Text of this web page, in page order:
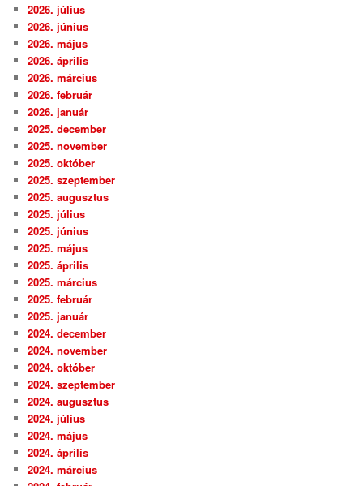
2026. július
2026. június
2026. május
2026. április
2026. március
2026. február
2026. január
2025. december
2025. november
2025. október
2025. szeptember
2025. augusztus
2025. július
2025. június
2025. május
2025. április
2025. március
2025. február
2025. január
2024. december
2024. november
2024. október
2024. szeptember
2024. augusztus
2024. július
2024. május
2024. április
2024. március